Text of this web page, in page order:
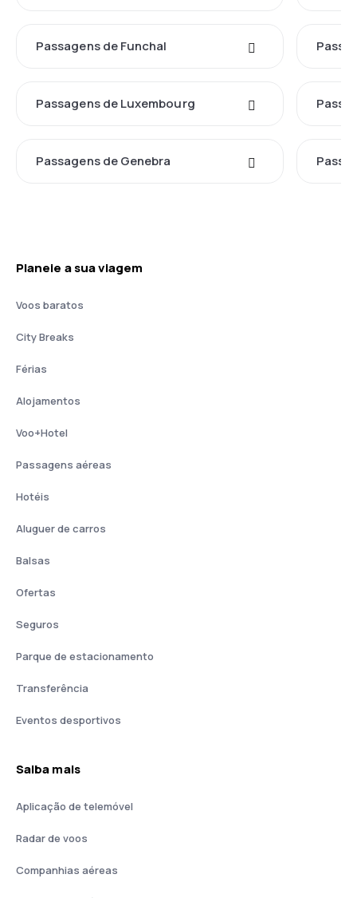
Passagens de Funchal
Passagens de Luxembourg
Passagens de Genebra
Planeie a sua viagem
Voos baratos
City Breaks
Férias
Alojamentos
Voo+Hotel
Passagens aéreas
Hotéis
Aluguer de carros
Balsas
Ofertas
Seguros
Parque de estacionamento
Transferência
Eventos desportivos
Saiba mais
Aplicação de telemóvel
Radar de voos
Companhias aéreas